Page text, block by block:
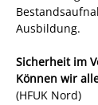
Ausbildung.
Sicherheit im
Können wir
(HFUK Nord)